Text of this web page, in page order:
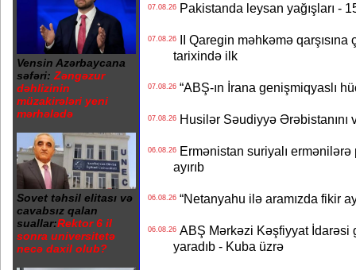
Vensin Azərbaycana
səfəri: Zəngəzur
dəhlizinin
müzakirələri yeni
mərhələdə
Sovet təhsil elitası və
cavabsız qalan
suallar:Rektor 6 il
sonra universitetə
necə daxil olub?
07.08.26Pakistanda leysan yağışları -
07.08.26II Qaregin məhkəmə qarşısına
tarixində ilk
07.08.26“ABŞ-ın İrana genişmiqyaslı
07.08.26Husilər Səudiyyə Ərəbistanını
06.08.26Ermənistan suriyalı ermənilərə
ayırıb
06.08.26“Netanyahu ilə aramızda fikir
06.08.26ABŞ Mərkəzi Kəşfiyyat İdarəsi
yaradıb - Kuba üzrə